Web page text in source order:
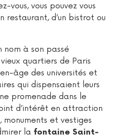
vous, vous pouvez vous
restaurant, d’un bistrot ou
nom à son passé
quartiers de Paris
âge des universités et
qui dispensaient leurs
promenade dans le
d’intérêt en attraction
monuments et vestiges
la fontaine Saint-